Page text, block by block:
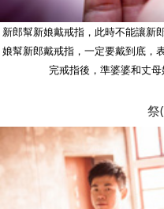
新郎幫新娘戴戒指，此時不能讓新
娘幫新郎戴戒指，一定要戴到底，
完戒指後，準婆婆和丈母
祭